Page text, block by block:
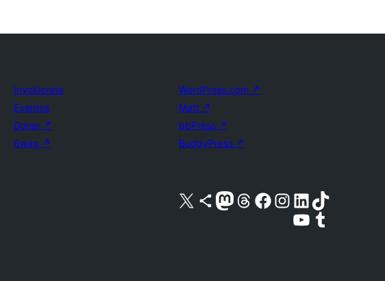
Involúcrate
Eventos
Donar ↗
Swag ↗
WordPress.com ↗
Matt ↗
bbPress ↗
BuddyPress ↗
Visita nuestra cuenta de X (anteriormente Twitter)
Visita nuestra cuenta de Bluesky
Visita nuestra cuenta de Mastodon
Visita nuestra cuenta de Threads
Visita nuestra página de Facebook
Visita nuestra cuenta de Instagram
Visita nuestra cuenta de LinkedIn
Visita nuestra cuenta de TikTok
Visita nuestro canal de YouTube
Visita nuestra cuenta de Tumblr